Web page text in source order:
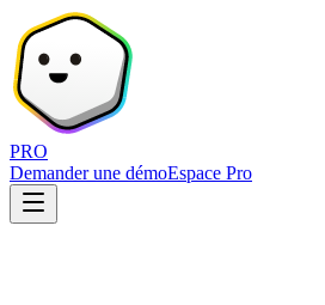
PRO
Demander une démoEspace Pro